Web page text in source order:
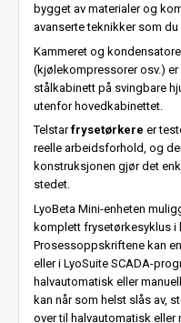
bygget av materialer og
avanserte teknikker som
Kammeret og
(kjølekompressorer osv.)
stålkabinett på svingbare
utenfor hovedkabinettet.
Telstarfrysetørkere er
reelle arbeidsforhold, og
konstruksjonen gjør det
stedet.
LyoBeta Mini-enheten
komplett frysetørkesyklus i
Prosessoppskriftene kan
eller i LyoSuite SCADA-
halvautomatisk eller
kan når som helst slås av,
over til halvautomatisk eller